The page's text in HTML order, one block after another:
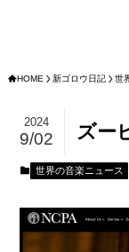
HOME 新ゴロウ日記 世
ズー
2024
9/02
世界の音楽ニュース